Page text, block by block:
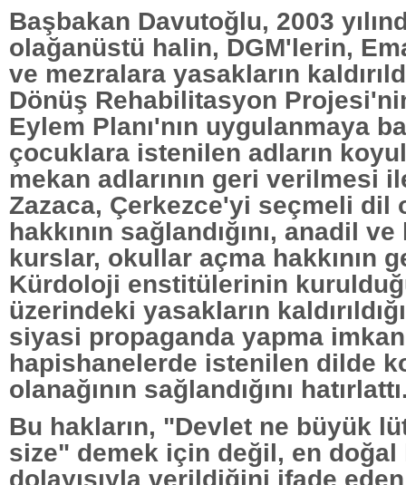
Başbakan Davutoğlu, 2003
olağanüstü halin, DGM'lerin,
ve mezralara yasakların
Dönüş Rehabilitasyon
Eylem Planı'nın uygulanmaya
çocuklara istenilen adların
mekan adlarının geri verilmesi
Zazaca, Çerkezce'yi seçmeli dil
hakkının sağlandığını, anadil
kurslar, okullar açma hakkının
Kürdoloji enstitülerinin
üzerindeki yasakların
siyasi propaganda yapma
hapishanelerde istenilen dilde
olanağının sağlandığını
Bu hakların, "Devlet ne büyük
size" demek için değil, en doğal
dolayısıyla verildiğini ifade